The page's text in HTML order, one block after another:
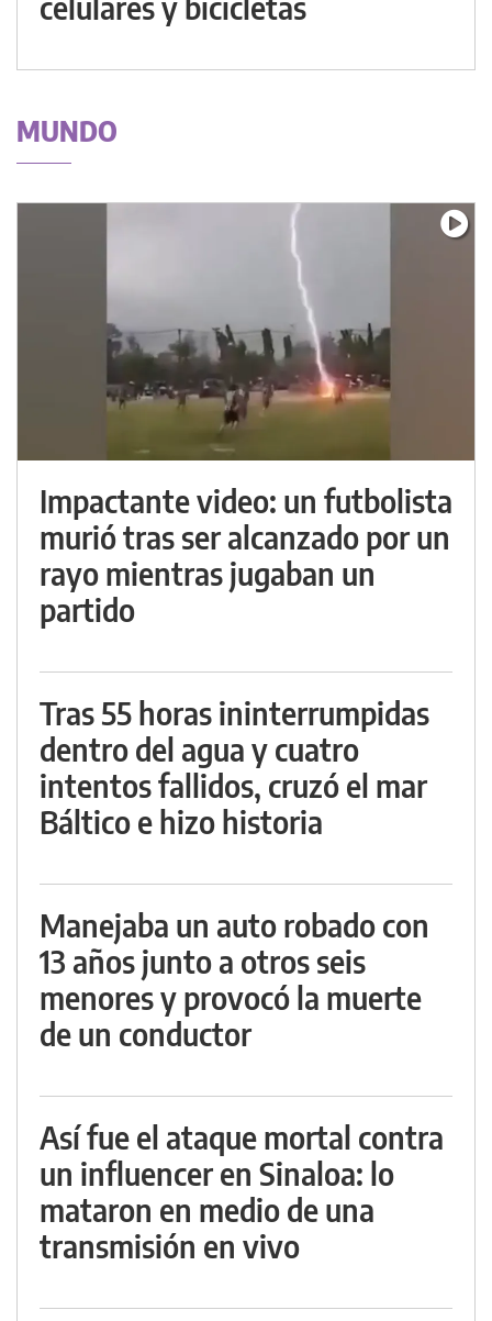
MUNDO
Impactante video: un futbolista
murió tras ser alcanzado por un
rayo mientras jugaban un
partido
Tras 55 horas ininterrumpidas
dentro del agua y cuatro
intentos fallidos, cruzó el mar
Báltico e hizo historia
Manejaba un auto robado con
13 años junto a otros seis
menores y provocó la muerte
de un conductor
Así fue el ataque mortal contra
un influencer en Sinaloa: lo
mataron en medio de una
transmisión en vivo